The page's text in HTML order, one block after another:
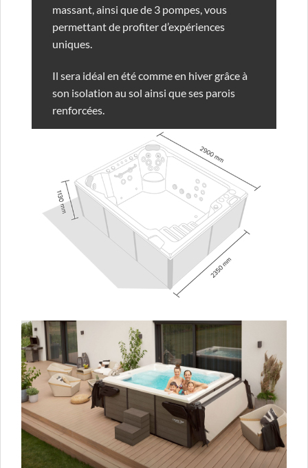
massant, ainsi que de 3 pompes, vous
permettant de profiter d’expériences
uniques.
Il sera idéal en été comme en hiver grâce à
son isolation au sol ainsi que ses parois
renforcées.